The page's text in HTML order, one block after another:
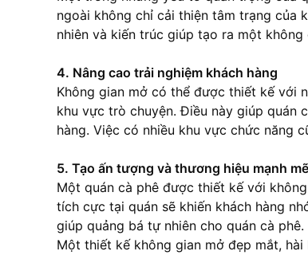
ngoài không chỉ cải thiện tâm trạng của
nhiên và kiến trúc giúp tạo ra một
4. Nâng cao trải nghiệm khách hàng
Không gian mở có thể được thiết kế với
khu vực trò chuyện. Điều này giúp quán
hàng. Việc có nhiều khu vực chức năng
5. Tạo ấn tượng và thương hiệu mạnh mẽ
Một quán cà phê được thiết kế với
tích cực tại quán sẽ khiến khách hàng
giúp quảng bá tự nhiên cho quán cà phê.
Một thiết kế không gian mở đẹp mắt,